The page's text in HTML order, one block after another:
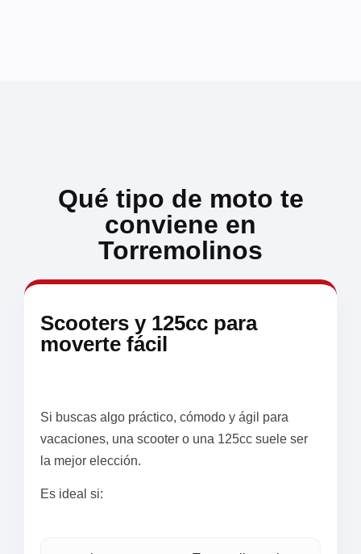
Qué tipo de moto te
conviene en
Torremolinos
Scooters y 125cc para
moverte fácil
Si buscas algo práctico, cómodo y ágil para
vacaciones, una scooter o una 125cc suele ser
la mejor elección.
Es ideal si: